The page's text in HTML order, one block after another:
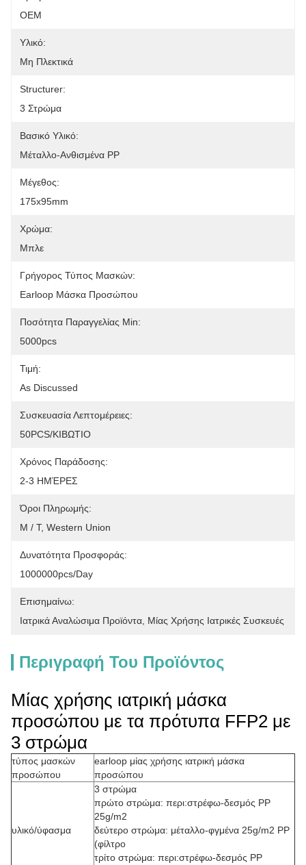
OEM
Υλικό:
Μη Πλεκτικά
Structurer:
3 Στρώμα
Βασικό Υλικό:
Μέταλλο-Ανθισμένα PP
Μέγεθος:
175x95mm
Χρώμα:
Μπλε
Γρήγορος Τύπος Μασκών:
Earloop Μάσκα Προσώπου
Ποσότητα Παραγγελίας Min:
5000pcs
Τιμή:
As Discussed
Συσκευασία Λεπτομέρειες:
50PCS/ΚΙΒΩΤΙΟ
Χρόνος Παράδοσης:
2-3 ΗΜΈΡΕΣ
Όροι Πληρωμής:
Μ / Τ, Western Union
Δυνατότητα Προσφοράς:
1000000pcs/day
Επισημαίνω:
Ιατρικά Αναλώσιμα Προϊόντα Μίας Χρήσης Ιατρικές Συσκευές
Περιγραφή Του Προϊόντος
Μίας χρήσης ιατρική μάσκα
προσώπου με τα πρότυπα FFP2 με
3 στρώμα
τύπος μασκών
προσώπου
earloop μίας χρήσης ιατρική μάσκα
προσώπου
υλικό/ύφασμα
3 στρώμα
πρώτο στρώμα: περι:στρέφω-δεσμός PP
25g/m2
δεύτερο στρώμα: μέταλλο-φγμένα 25g/m2 PP
(φίλτρο
τρίτο στρώμα: περι:στρέφω-δεσμός PP